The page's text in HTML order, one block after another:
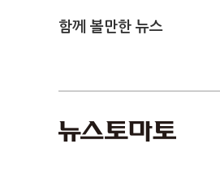
함께 볼만한 뉴스